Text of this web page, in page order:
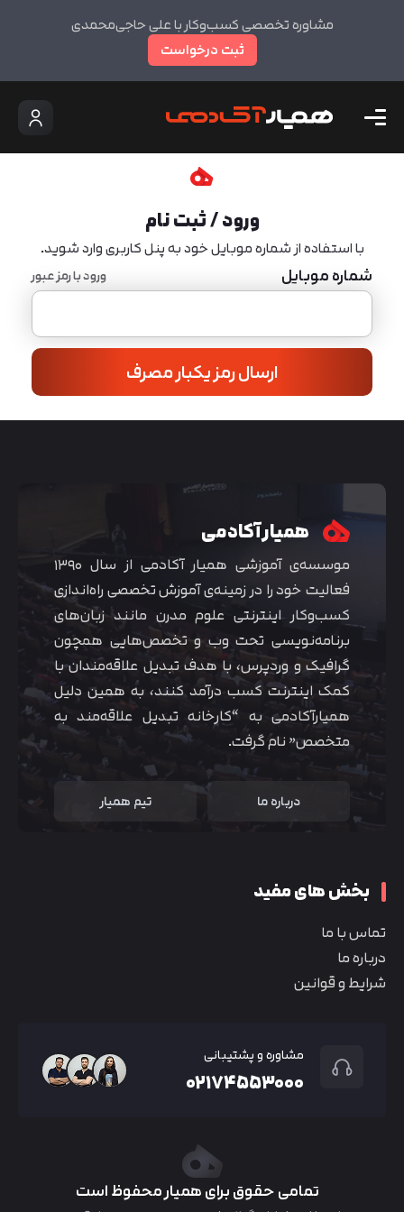
مشاوره تخصصی کسب‌وکار با علی حاجی‌محمدی
ثبت درخواست
ورود / ثبت نام
با استفاده از شماره موبایل خود به پنل کاربری وارد شوید.
شماره موبایل ورود با رمز عبور
ارسال رمز یکبار مصرف
همیار آکادمی
موسسه‌ی آموزشی همیار آکادمی از سال ۱۳۹۰
فعالیت خود را در زمینه‌ی آموزش تخصصی راه‌اندازی
کسب‌و‌کار اینترنتی علوم مدرن مانند زبان‌های
برنامه‌نویسی تحت وب و تخصص‌هایی همچون
گرافیک و وردپرس، با هدف تبدیل علاقه‌مندان با
کمک اینترنت کسب درآمد کنند، به همین دلیل
همیارآکادمی به “کارخانه تبدیل علاقه‌مند به
متخصص” نام گرفت.
درباره ما تیم همیار
بخش های مفید
تماس با ما
درباره ما
شرایط و قوانین
مشاوره و پشتیبانی
۰۲۱۷۴۵۵۳۰۰۰
تمامی حقوق برای همیار محفوظ است
متوجه شدم